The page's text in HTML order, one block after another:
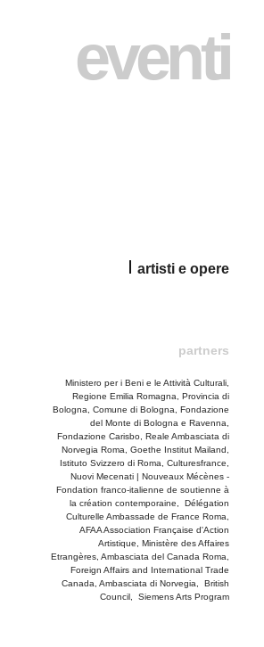
eventi
artisti e opere
partners
Ministero per i Beni e le Attività Culturali,
Regione Emilia Romagna, Provincia di
Bologna, Comune di Bologna, Fondazione
del Monte di Bologna e Ravenna,
Fondazione Carisbo, Reale Ambasciata di
Norvegia Roma, Goethe Institut Mailand,
Istituto Svizzero di Roma, Culturesfrance,
Nuovi Mecenati | Nouveaux Mécènes -
Fondation franco-italienne de soutienne à
la création contemporaine, Délégation
Culturelle Ambassade de France Roma,
AFAA Association Française d'Action
Artistique, Ministère des Affaires
Etrangères, Ambasciata del Canada Roma,
Foreign Affairs and International Trade
Canada, Ambasciata di Norvegia, British
Council, Siemens Arts Program